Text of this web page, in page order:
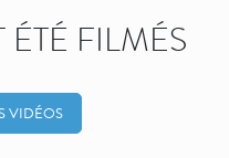
FILMÉS
VIDÉOS